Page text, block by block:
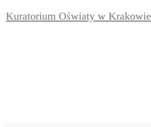
Kuratorium Oświaty w Krakowie